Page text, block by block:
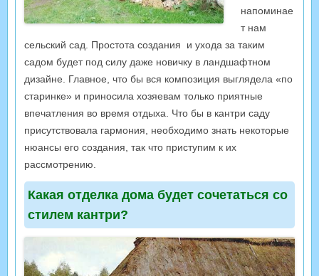
напоминае
т нам
сельский сад. Простота создания и ухода за таким
садом будет под силу даже новичку в ландшафтном
дизайне. Главное, что бы вся композиция выглядела «по
старинке» и приносила хозяевам только приятные
впечатления во время отдыха. Что бы в кантри саду
присутствовала гармония, необходимо знать некоторые
нюансы его создания, так что приступим к их
рассмотрению.
Какая отделка дома будет сочетаться со
стилем кантри?